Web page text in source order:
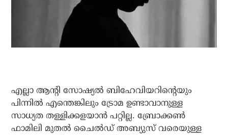
എല്ലാ ആന്റി സോഷ്യൽ ബിഹേവിയറിന്റെയും
പിന്നിൽ എന്തെങ്കിലും ട്രോമ ഉണ്ടാവാനുള്ള
സാധ്യത തള്ളിക്കളയാൻ പറ്റില്ല. ബ്രോക്കൺ
ഫാമിലി മുതൽ ചൈൽഡ് അബ്യുസ് വരെയുള്ള